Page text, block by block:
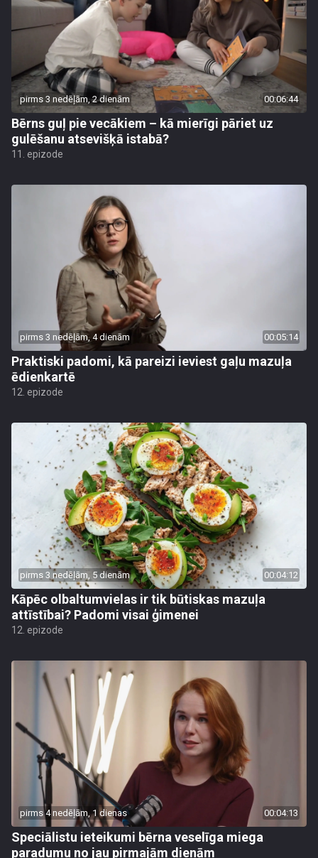
pirms 3 nedēļām, 2 dienām 00:06:44
Bērns guļ pie vecākiem – kā mierīgi pāriet uz
gulēšanu atsevišķā istabā?
11. epizode
pirms 3 nedēļām, 4 dienām 00:05:14
Praktiski padomi, kā pareizi ieviest gaļu mazuļa
ēdienkartē
12. epizode
pirms 3 nedēļām, 5 dienām 00:04:12
Kāpēc olbaltumvielas ir tik būtiskas mazuļa
attīstībai? Padomi visai ģimenei
12. epizode
pirms 4 nedēļām, 1 dienas 00:04:13
Speciālistu ieteikumi bērna veselīga miega
paradumu no jau pirmajām dienām